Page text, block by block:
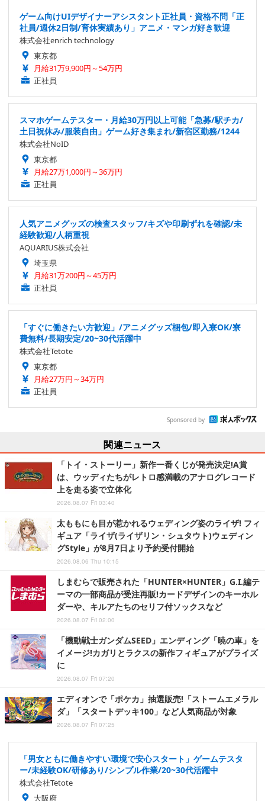
ゲーム向けUIデザイナーアシスタント正社員・資格不問「正
社員/週休2日制/育休実績あり」アニメ・マンガ好き歓迎
株式会社enrich technology
東京都
月給31万9,900円～54万円
正社員
スマホゲームテスター・月給30万円以上可能「急募/駅チカ/
土日祝休み/服装自由」ゲーム好き集まれ/新宿区勤務/1244
株式会社NoID
東京都
月給27万1,000円～36万円
正社員
人気アニメグッズの検査スタッフ/キズや印刷ずれを確認/未
経験歓迎/人柄重視
AQUARIUS株式会社
埼玉県
月給31万200円～45万円
正社員
「すぐに働きたい方歓迎」/アニメグッズ梱包/即入寮OK/寮
費無料/長期安定/20~30代活躍中
株式会社Tetote
東京都
月給27万円～34万円
正社員
Sponsored by
関連ニュース
「トイ・ストーリー」新作一番くじが発売決定!A賞
は、ウッディたちがレトロ感満載のアナログレコード
上を走る姿で立体化
2026.08.07 Fri 03:40
太ももにも目が惹かれるウェディング姿のライザ! フィ
ギュア「ライザ(ライザリン・シュタウト)ウェディン
グStyle」が8月7日より予約受付開始
2026.08.06 Thu 10:15
しまむらで販売された「HUNTER×HUNTER」G.I.編テ
ーマの一部商品が受注再販!カードデザインのキーホル
ダーや、キルアたちのセリフ付ソックスなど
2026.08.07 Fri 02:00
「機動戦士ガンダムSEED」エンディング「暁の車」を
イメージ!カガリとラクスの新作フィギュアがプライズ
に
2026.08.07 Fri 07:20
エディオンで「ポケカ」抽選販売!「ストームエメラル
ダ」「スタートデッキ100」など人気商品が対象
2026.08.07 Fri 07:25
「男女ともに働きやすい環境で安心スタート」ゲームテスタ
ー/未経験OK/研修あり/シンプル作業/20~30代活躍中
株式会社Tetote
大阪府